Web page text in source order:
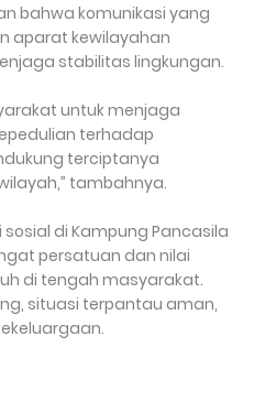
bahwa komunikasi yang
aparat kewilayahan
stabilitas lingkungan.
untuk menjaga
terhadap
terciptanya
tambahnya.
di Kampung Pancasila
persatuan dan nilai
di tengah masyarakat.
situasi terpantau aman,